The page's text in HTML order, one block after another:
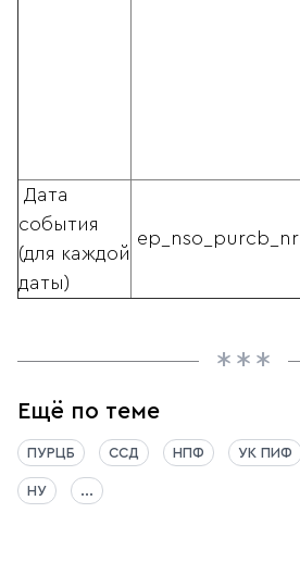
Дата
события
(для каждой
даты)
ep_nso_purcb_nr
Ещё по теме
ПУРЦБ ССД НПФ УК ПИФ
НУ ...